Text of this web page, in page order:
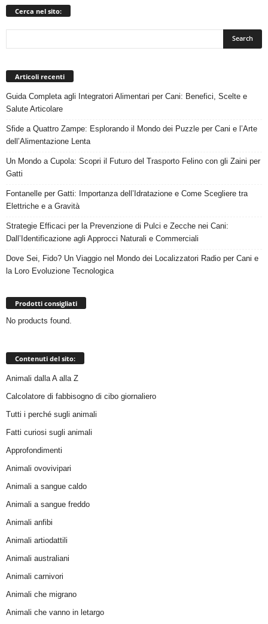
Cerca nel sito:
Articoli recenti
Guida Completa agli Integratori Alimentari per Cani: Benefici, Scelte e
Salute Articolare
Sfide a Quattro Zampe: Esplorando il Mondo dei Puzzle per Cani e l’Arte
dell’Alimentazione Lenta
Un Mondo a Cupola: Scopri il Futuro del Trasporto Felino con gli Zaini per
Gatti
Fontanelle per Gatti: Importanza dell’Idratazione e Come Scegliere tra
Elettriche e a Gravità
Strategie Efficaci per la Prevenzione di Pulci e Zecche nei Cani:
Dall’Identificazione agli Approcci Naturali e Commerciali
Dove Sei, Fido? Un Viaggio nel Mondo dei Localizzatori Radio per Cani e
la Loro Evoluzione Tecnologica
Prodotti consigliati
No products found.
Contenuti del sito:
Animali dalla A alla Z
Calcolatore di fabbisogno di cibo giornaliero
Tutti i perché sugli animali
Fatti curiosi sugli animali
Approfondimenti
Animali ovovivipari
Animali a sangue caldo
Animali a sangue freddo
Animali anfibi
Animali artiodattili
Animali australiani
Animali carnivori
Animali che migrano
Animali che vanno in letargo